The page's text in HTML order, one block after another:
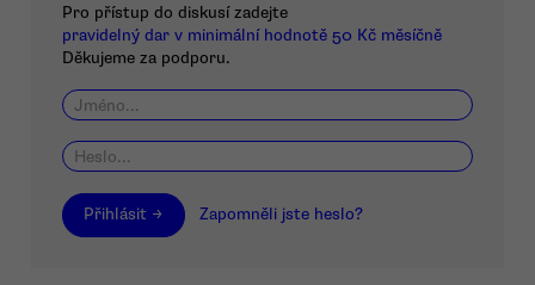
Pro přístup do diskusí zadejte
pravidelný dar v minimální hodnotě 50 Kč měsíčně
Děkujeme za podporu.
Přihlásit → Zapomněli jste heslo?